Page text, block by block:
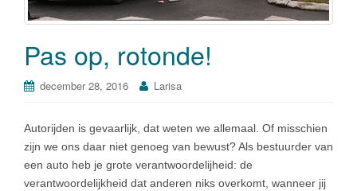
t
i
Pas op, rotonde!
december 28, 2016 Larisa
Autorijden is gevaarlijk, dat weten we allemaal. Of misschien
zijn we ons daar niet genoeg van bewust? Als bestuurder van
een auto heb je grote verantwoordelijheid: de
verantwoordelijkheid dat anderen niks overkomt, wanneer jij